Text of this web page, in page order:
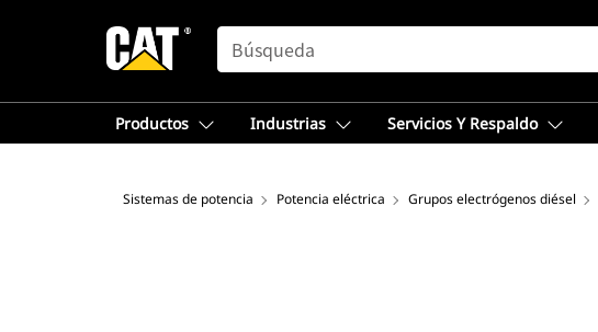
SEARCH
Productos Industrias Servicios Y Respaldo
Sistemas de potencia Potencia eléctrica Grupos electrógenos diésel